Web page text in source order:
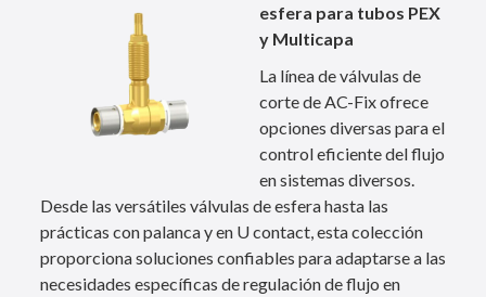
esfera para tubos PEX
y Multicapa
La línea de válvulas de
corte de AC-Fix ofrece
opciones diversas para el
control eficiente del flujo
en sistemas diversos.
Desde las versátiles válvulas de esferahasta las
prácticas con palanca y en U contact, esta colección
proporciona soluciones confiables para adaptarse a las
necesidades específicas de regulación de flujo en